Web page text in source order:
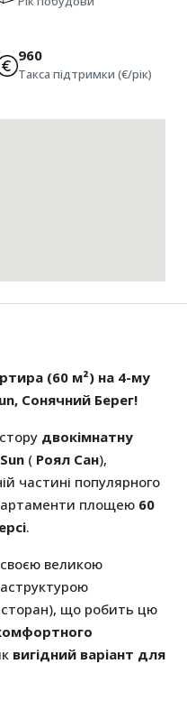
960
Такса підтримки (€/рік)
(60 м²) на 4-му
Сонячний Берег!
двокімнатну
( Роял Сан),
частині популярного
площею 60
.
великою
що робить цю
вигідний варіант для